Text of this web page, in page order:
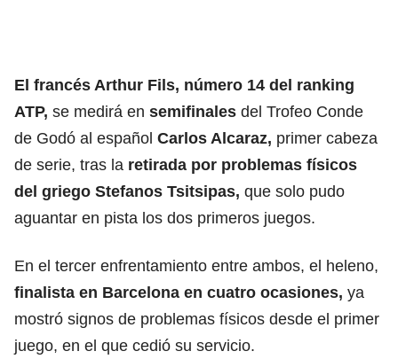
El francés Arthur Fils, número 14 del ranking
ATP, se medirá en semifinales del Trofeo Conde
de Godó al español Carlos Alcaraz, primer cabeza
de serie, tras la retirada por problemas físicos
del griego Stefanos Tsitsipas, que solo pudo
aguantar en pista los dos primeros juegos.
En el tercer enfrentamiento entre ambos, el heleno,
finalista en Barcelona en cuatro ocasiones, ya
mostró signos de problemas físicos desde el primer
juego, en el que cedió su servicio.